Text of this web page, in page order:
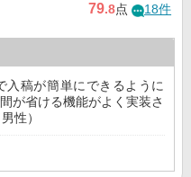
79.8点 18件
入稿が簡単にできるように
が省ける機能がよく実装さ
性）